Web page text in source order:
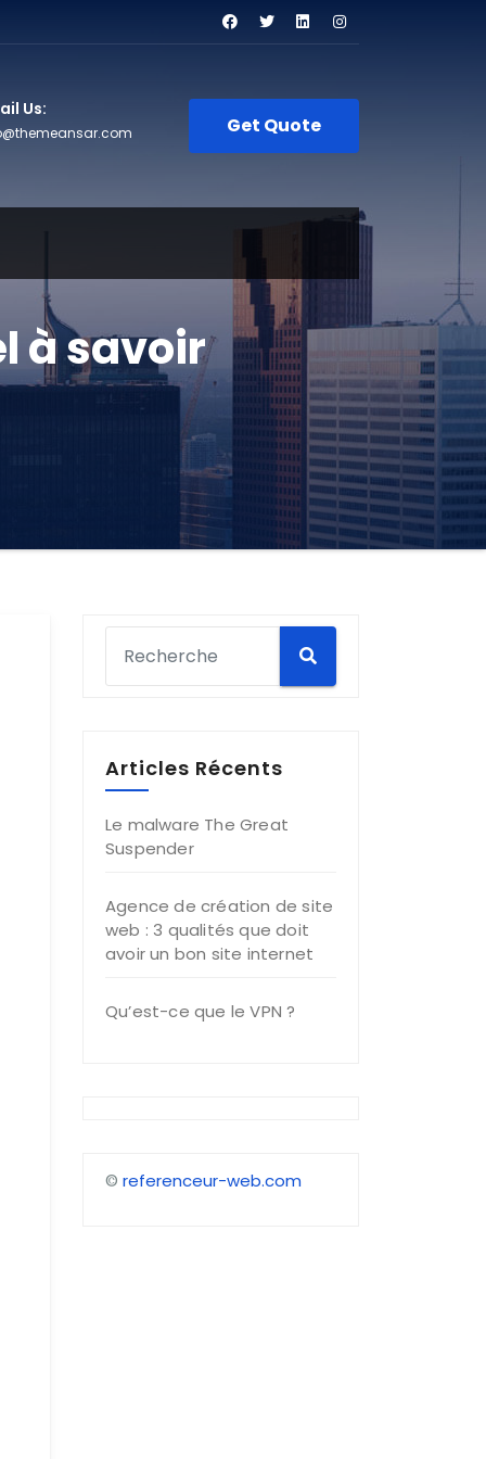
Us:
Get Quote
à savoir
Articles Récents
Le malware The Great
Suspender
Agence de création de site
web : 3 qualités que doit
avoir un bon site internet
Qu’est-ce que le VPN ?
© referenceur-web.com